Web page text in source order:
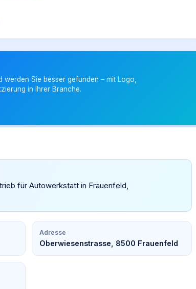
Sie besser gefunden – mit Logo,
in Ihrer Branche.
für Autowerkstatt in Frauenfeld,
Adresse
Oberwiesenstrasse, 8500 Frauenfeld